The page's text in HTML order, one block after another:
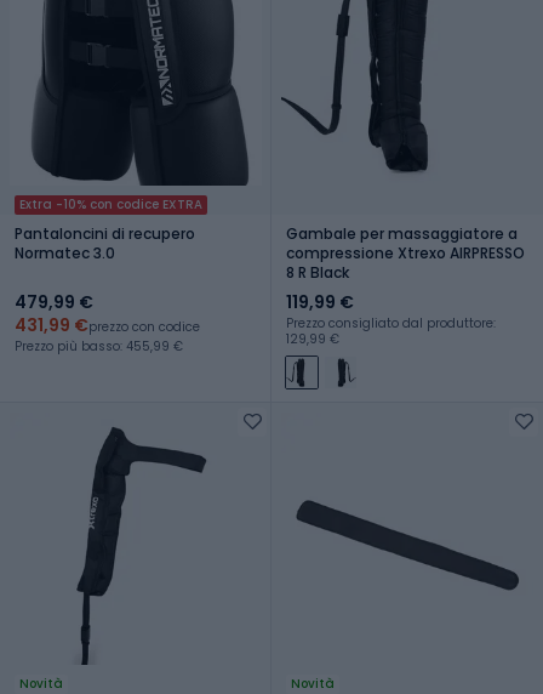
Extra -10% con codice EXTRA
Pantaloncini di recupero
Normatec 3.0
479,99 €
431,99 €prezzo con codice
Prezzo più basso: 455,99 €
Gambale per massaggiatore a
compressione Xtrexo AIRPRESSO
8 R Black
119,99 €
Prezzo consigliato dal produttore:
129,99 €
Novità Novità